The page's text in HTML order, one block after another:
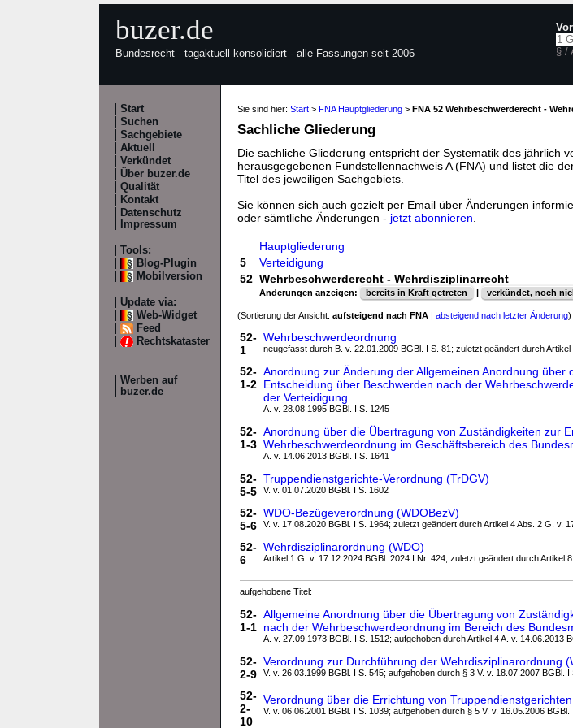
buzer.de
Bundesrecht - tagaktuell konsolidiert - alle Fassungen seit 2006 § /
Start
Suchen
Sachgebiete
Aktuell
Verkündet
Über buzer.de
Qualität
Kontakt
Datenschutz
Impressum
Tools:
Blog-Plugin
Mobilversion
Update via:
Web-Widget
Feed
Rechtskataster
Werben auf
buzer.de
Sie sind hier: Start > FNA Hauptgliederung > FNA 52 Wehrbeschwerderecht -
Sachliche Gliederung
Die sachliche Gliederung entspricht der Systematik des jährlich
herausgegebenen Fundstellennachweis A (FNA) und listet die
Titel des jeweiligen Sachgebiets.
Sie können sich auch gezielt per Email über Änderungen
oder sämtliche Änderungen - jetzt abonnieren
Hauptgliederung
5
Verteidigung
52 Wehrbeschwerderecht - Wehrdisziplinarrecht
Änderungen anzeigen: bereits in Kraft getreten | verkündet, noch
(Sortierung der Ansicht: aufsteigend nach FNA | absteigend nach letzter Änderung)
52-
1
Wehrbeschwerdeordnung
neugefasst durch B. v. 22.01.2009 BGBl. I S. 81; zuletzt geändert durch
52-
1-2
Anordnung zur Änderung der Allgemeinen Anordnung
Entscheidung über Beschwerden nach der
der Verteidigung
A. v. 28.08.1995 BGBl. I S. 1245
52-
1-3
Anordnung über die Übertragung von Zuständigkeiten zur
Wehrbeschwerdeordnung im Geschäftsbereich des
A. v. 14.06.2013 BGBl. I S. 1641
52-
5-5
Truppendienstgerichte-Verordnung (TrDGV)
V. v. 01.07.2020 BGBl. I S. 1602
52-
5-6
WDO-Bezügeverordnung (WDOBezV)
V. v. 17.08.2020 BGBl. I S. 1964; zuletzt geändert durch Artikel 4 Abs. 2 G. v.
52-
6
Wehrdisziplinarordnung (WDO)
Artikel 1 G. v. 17.12.2024 BGBl. 2024 I Nr. 424; zuletzt geändert durch Artikel
aufgehobene Titel:
52-
1-1
Allgemeine Anordnung über die Übertragung von
nach der Wehrbeschwerdeordnung im Bereich des
A. v. 27.09.1973 BGBl. I S. 1512; aufgehoben durch Artikel 4 A. v. 14.06.2013
52-
2-9
Verordnung zur Durchführung der Wehrdisziplinarordnung
V. v. 26.03.1999 BGBl. I S. 545; aufgehoben durch § 3 V. v. 18.07.2007 BGBl. I
52-
2-
10
Verordnung über die Errichtung von Truppendienstgerichten
V. v. 06.06.2001 BGBl. I S. 1039; aufgehoben durch § 5 V. v. 16.05.2006 BGBl.